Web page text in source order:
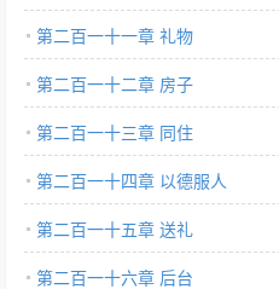
第二百一十一章 礼物
第二百一十二章 房子
第二百一十三章 同住
第二百一十四章 以德服人
第二百一十五章 送礼
第二百一十六章 后台